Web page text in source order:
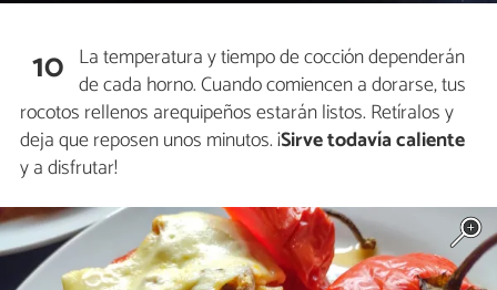
10 La temperatura y tiempo de cocción dependerán
de cada horno. Cuando comiencen a dorarse, tus
rocotos rellenos arequipeños estarán listos. Retíralos y
deja que reposen unos minutos. ¡Sirve todavía caliente
y a disfrutar!